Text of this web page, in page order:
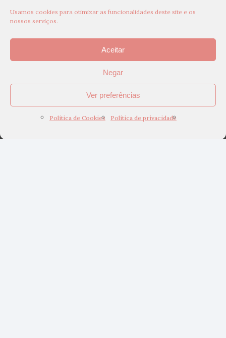
Usamos cookies para otimizar as funcionalidades deste site e os
nossos serviços.
Aceitar
Negar
Ver preferências
Política de Cookies Política de privacidade